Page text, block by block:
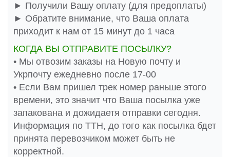
► Получили Вашу оплату (для предоплаты)
► Обратите внимание, что Ваша оплата
приходит к нам от 15 минут до 1 часа
КОГДА ВЫ ОТПРАВИТЕ ПОСЫЛКУ?
• Мы отвозим заказы на Новую почту и
Укрпочту ежедневно после 17-00
• Если Вам пришел трек номер раньше этого
времени, это значит что Ваша посылка уже
запакована и дожидаетя отправки сегодня.
Информация по ТТН, до того как посылка бдет
принята перевозчиком может быть не
корректной.